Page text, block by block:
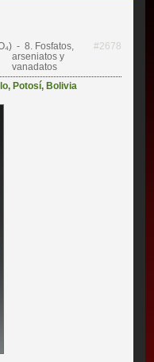
- 8. Fosfatos,
arseniatos y
vanadatos
#2678
,Potosí,Bolivia